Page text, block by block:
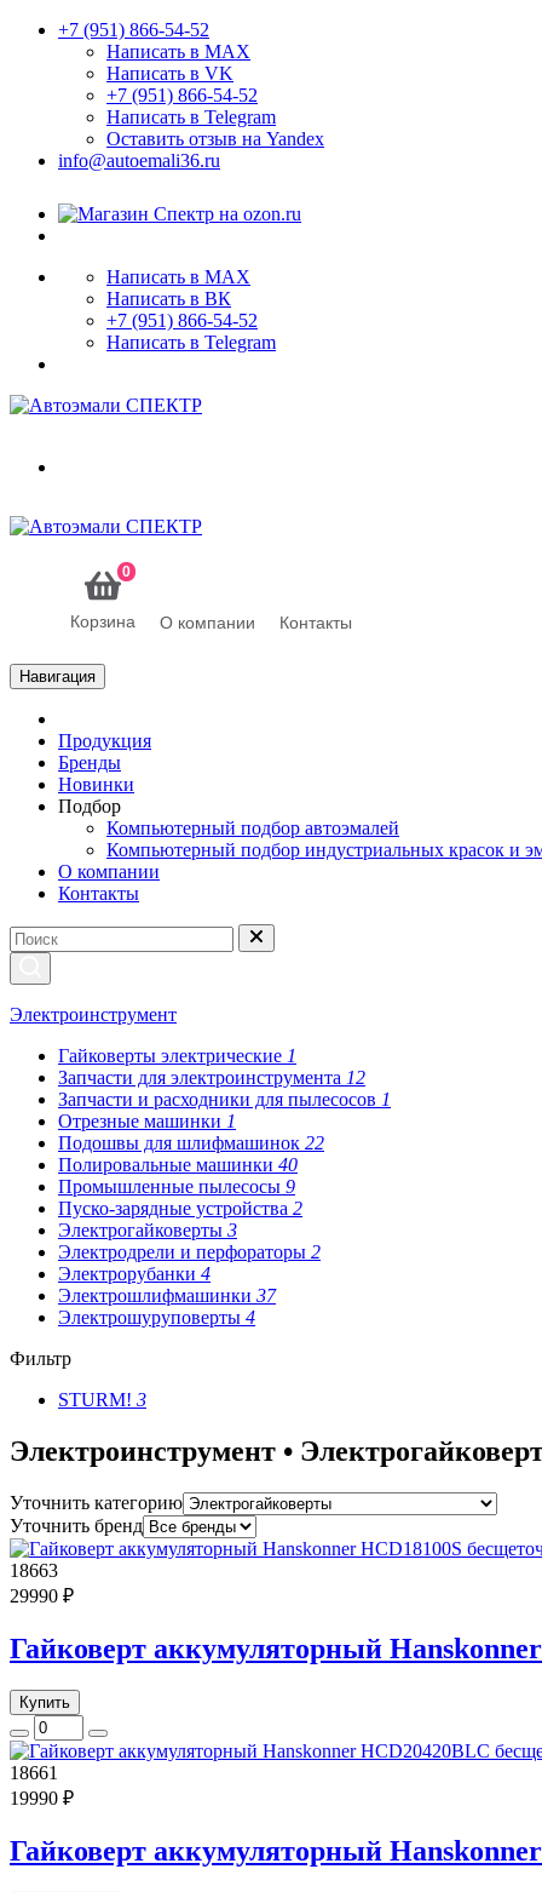
+7 (951) 866-54-52
Написать в MAX
Написать в VK
+7 (951) 866-54-52
Написать в Telegram
Оставить отзыв на Yandex
info@autoemali36.ru
Написать в MAX
Написать в ВК
+7 (951) 866-54-52
Написать в Telegram
0
Корзина О компании Контакты
Навигация
Продукция
Бренды
Новинки
Подбор
Компьютерный подбор автоэмалей
Компьютерный подбор индустриальных красок и
О компании
Контакты
Электроинструмент
Гайковерты электрические 1
Запчасти для электроинструмента 12
Запчасти и расходники для пылесосов 1
Отрезные машинки 1
Подошвы для шлифмашинок 22
Полировальные машинки 40
Промышленные пылесосы 9
Пуско-зарядные устройства 2
Электрогайковерты 3
Электродрели и перфораторы 2
Электрорубанки 4
Электрошлифмашинки 37
Электрошуруповерты 4
Фильтр
STURM! 3
Электроинструмент •
Уточнить категорию
Уточнить бренд
18663
29990 ₽
Гайковерт аккумуляторный
Купить
18661
19990 ₽
Гайковерт аккумуляторный